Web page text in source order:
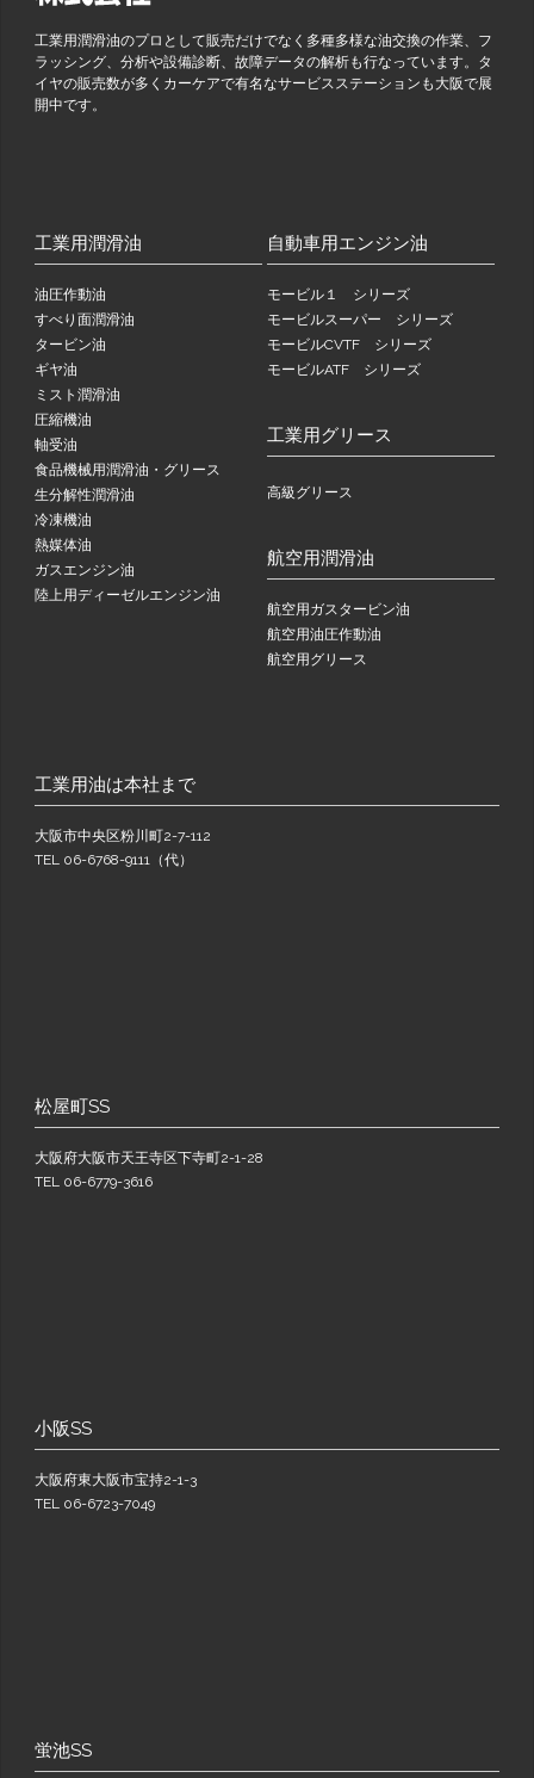
工業用潤滑油のプロとして販売だけでなく多種多様な油交換の作業、フ
ラッシング、分析や設備診断、故障データの解析も行なっています。タ
イヤの販売数が多くカーケアで有名なサービスステーションも大阪で展
開中です。
工業用潤滑油
油圧作動油
すべり面潤滑油
タービン油
ギヤ油
ミスト潤滑油
圧縮機油
軸受油
食品機械用潤滑油・グリース
生分解性潤滑油
冷凍機油
熱媒体油
ガスエンジン油
陸上用ディーゼルエンジン油
自動車用エンジン油
モービル１ シリーズ
モービルスーパー シリーズ
モービルCVTF シリーズ
モービルATF シリーズ
工業用グリース
高級グリース
航空用潤滑油
航空用ガスタービン油
航空用油圧作動油
航空用グリース
工業用油は本社まで
大阪市中央区粉川町2-7-112
TEL 06-6768-9111（代）
松屋町SS
大阪府大阪市天王寺区下寺町2-1-28
TEL 06-6779-3616
小阪SS
大阪府東大阪市宝持2-1-3
TEL 06-6723-7049
蛍池SS